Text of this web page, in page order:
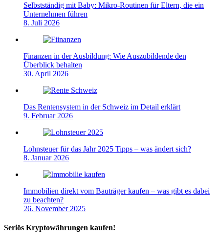
Selbstständig mit Baby: Mikro-Routinen für Eltern, die ein
Unternehmen führen
8. Juli 2026
Finanzen in der Ausbildung: Wie Auszubildende den
Überblick behalten
30. April 2026
Das Rentensystem in der Schweiz im Detail erklärt
9. Februar 2026
Lohnsteuer für das Jahr 2025 Tipps – was ändert sich?
8. Januar 2026
Immobilien direkt vom Bauträger kaufen – was gibt es dabei
zu beachten?
26. November 2025
Seriös Kryptowährungen kaufen!